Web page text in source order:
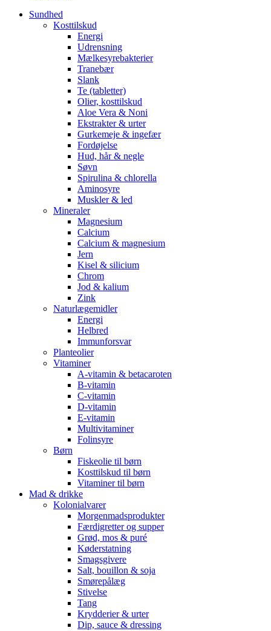
Sundhed
Kosttilskud
Energi
Udrensning
Mælkesyrebakterier
Tranebær
Slank
Te (tabletter)
Olier, kosttilskud
Aloe Vera & Noni
Ekstrakter & urter
Gurkemeje & ingefær
Fordøjelse
Hud, hår & negle
Søvn
Spirulina & chlorella
Aminosyre
Muskler & led
Mineraler
Magnesium
Calcium
Calcium & magnesium
Jern
Kisel & silicium
Chrom
Jod & kalium
Zink
Naturlægemidler
Energi
Helbred
Immunforsvar
Planteolier
Vitaminer
A-vitamin & betacaroten
B-vitamin
C-vitamin
D-vitamin
E-vitamin
Multivitaminer
Folinsyre
Børn
Fiskeolie til børn
Kosttilskud til børn
Vitaminer til børn
Mad & drikke
Kolonialvarer
Morgenmadsprodukter
Færdigretter og supper
Grød, mos & puré
Køderstatning
Smagsgivere
Salt, bouillon & soja
Smørepålæg
Stivelse
Tang
Krydderier & urter
Dip, sauce & dressing